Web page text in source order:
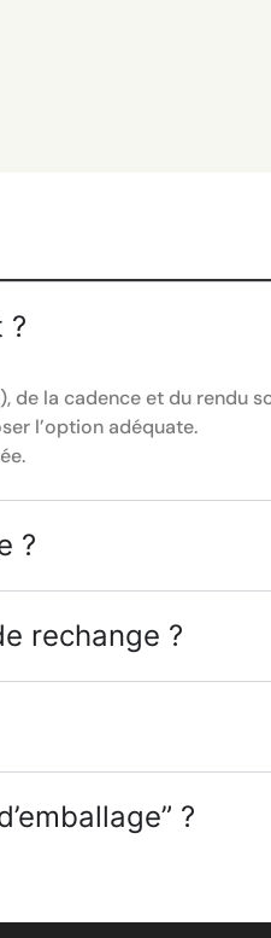
?
la cadence et du rendu
l’option adéquate.
?
rechange ?
?